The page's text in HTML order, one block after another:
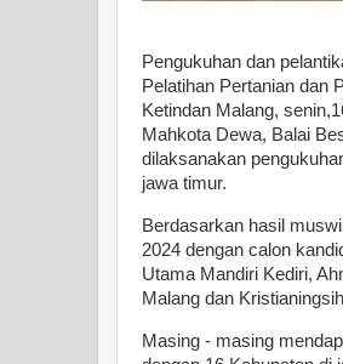
Pengukuhan dan
Pelatihan Pertanian dan
Ketindan Malang,
Mahkota Dewa, Balai
dilaksanakan
jawa timur.
Berdasarkan hasil
2024 dengan calon
Utama Mandiri Kediri,
Malang dan
Masing - masing